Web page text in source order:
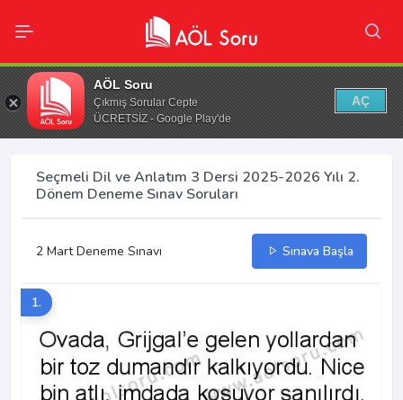
AÖL Soru
Çıkmış Sorular Cepte
ÜCRETSİZ - Google Play'de
AÇ
Seçmeli Dil ve Anlatım 3 Dersi 2025-2026 Yılı 2.
Dönem Deneme Sınav Soruları
2 Mart Deneme Sınavı Sınava Başla
1.